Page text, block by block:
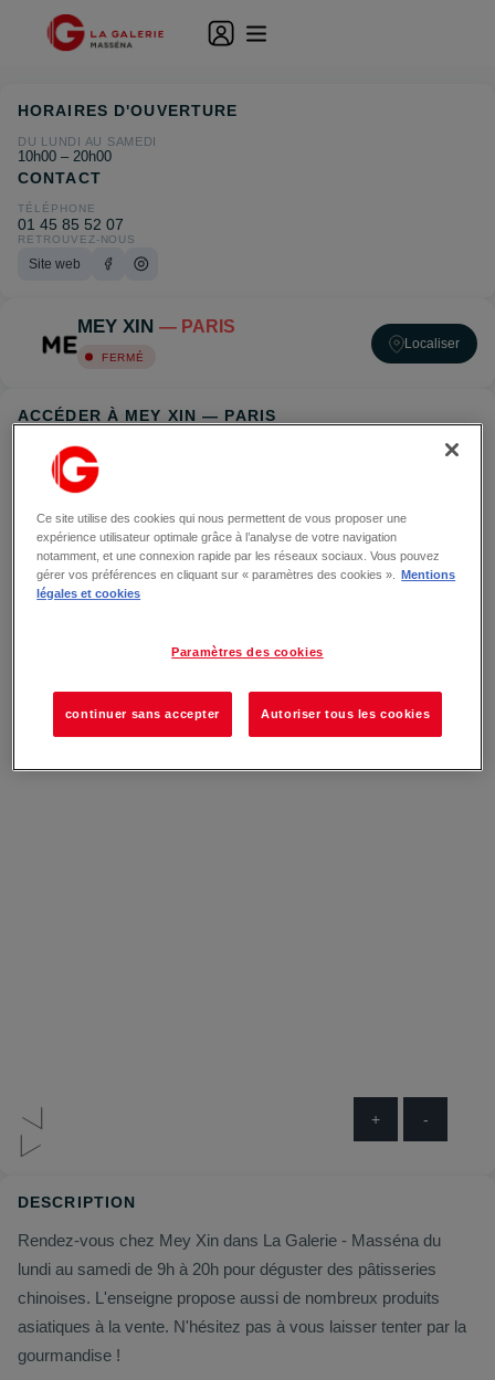
MEY XIN — PARIS
FERMÉ
Localiser
ACCÉDER À MEY XIN — PARIS
+ -
HORAIRES D'OUVERTURE
DU LUNDI AU SAMEDI
10h00 – 20h00
CONTACT
TÉLÉPHONE
01 45 85 52 07
RETROUVEZ-NOUS
Site web
DESCRIPTION
Rendez-vous chez Mey Xin dans La Galerie - Masséna du
lundi au samedi de 9h à 20h pour déguster des pâtisseries
chinoises. L'enseigne propose aussi de nombreux produits
asiatiques à la vente. N'hésitez pas à vous laisser tenter par la
gourmandise !
Ce site utilise des cookies qui nous permettent de vous proposer une
expérience utilisateur optimale grâce à l’analyse de votre navigation
notamment, et une connexion rapide par les réseaux sociaux. Vous pouvez
gérer vos préférences en cliquant sur « paramètres des cookies ».
Mentions
légales et cookies
Paramètres des cookies
continuer sans accepter Autoriser tous les cookies